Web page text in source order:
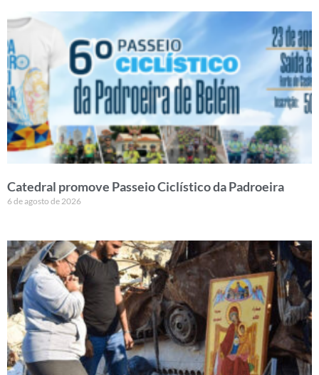
Catedral promove Passeio Ciclístico da Padroeira
6 de agosto de 2026